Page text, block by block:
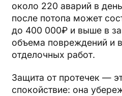
около 220 аварий в
после потопа может
до 400 000₽ и выше в
объема повреждений и
отделочных работ.
Защита от протечек —
спокойствие: она